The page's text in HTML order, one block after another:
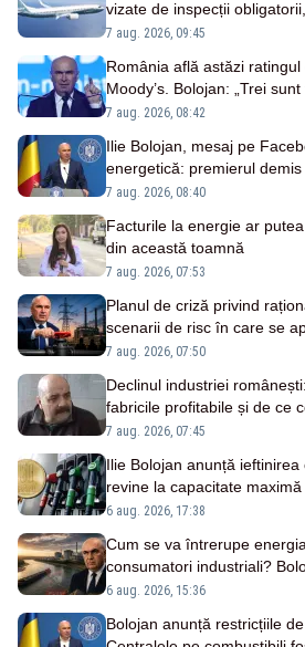
vizate de inspecții
unor fisuri în fuselaj
7 aug. 2026, 09:45
România află astăzi
Moody’s. Bolojan: „Trei
la baza acestor evaluări”
7 aug. 2026, 08:42
Ilie Bolojan, mesaj pe
energetică: premierul
măsurile luate
7 aug. 2026, 08:40
Facturile la energie ar
din această toamnă
7 aug. 2026, 07:53
Planul de criză privind
scenarii de risc în care se
7 aug. 2026, 07:50
Declinul industriei
fabricile profitabile și de ce
muncă
7 aug. 2026, 07:45
Ilie Bolojan anunță
revine la capacitate maximă
6 aug. 2026, 17:38
Cum se va întrerupe
consumatori industriali?
compensații
6 aug. 2026, 15:36
Bolojan anunță restricțiile